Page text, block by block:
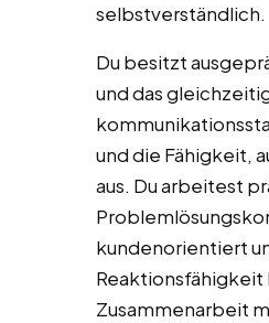
selbstverständlich.
Du besitzt
und das
und die Fähigkeit,
aus. Du arbeitest
kundenorientiert
Reaktionsfähigkeit
Zusammenarbeit